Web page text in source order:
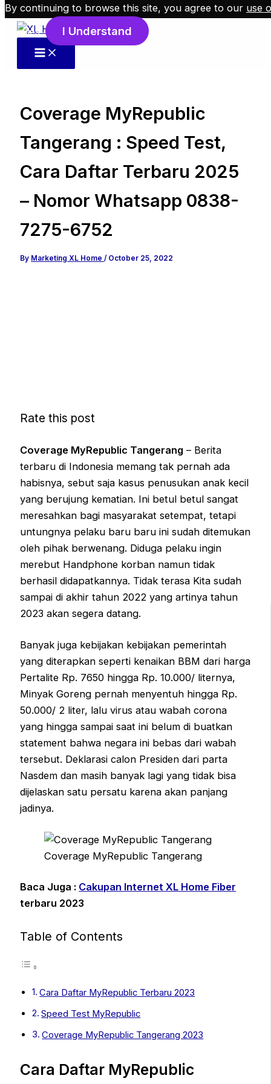
Skip to content
Coverage MyRepublic
Tangerang : Speed Test,
Cara Daftar Terbaru 2025
– Nomor Whatsapp 0838-
7275-6752
By Marketing XL Home/ October 25, 2022
Rate this post
Coverage MyRepublic Tangerang – Berita
terbaru di Indonesia memang tak pernah ada
habisnya, sebut saja kasus penusukan anak kecil
yang berujung kematian. Ini betul betul sangat
meresahkan bagi masyarakat setempat, tetapi
untungnya pelaku baru baru ini sudah ditemukan
oleh pihak berwenang. Diduga pelaku ingin
merebut Handphone korban namun tidak
berhasil didapatkannya. Tidak terasa Kita sudah
sampai di akhir tahun 2022 yang artinya tahun
2023 akan segera datang.
Banyak juga kebijakan kebijakan pemerintah
yang diterapkan seperti kenaikan BBM dari harga
Pertalite Rp. 7650 hingga Rp. 10.000/ liternya,
Minyak Goreng pernah menyentuh hingga Rp.
50.000/ 2 liter, lalu virus atau wabah corona
yang hingga sampai saat ini belum di buatkan
statement bahwa negara ini bebas dari wabah
tersebut. Deklarasi calon Presiden dari parta
Nasdem dan masih banyak lagi yang tidak bisa
dijelaskan satu persatu karena akan panjang
jadinya.
Coverage MyRepublic Tangerang
Baca Juga : Cakupan Internet XL Home Fiber
terbaru 2023
Table of Contents
Cara Daftar MyRepublic Terbaru 2023
Speed Test MyRepublic
Coverage MyRepublic Tangerang 2023
Cara Daftar MyRepublic
By continuing to browse this site, you agree to our use
cookies. I Understand